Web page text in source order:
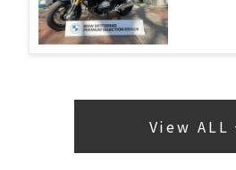
View ALL